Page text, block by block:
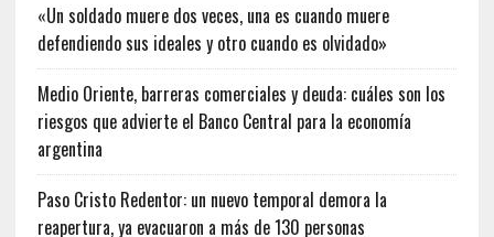
«Un soldado muere dos veces, una es cuando muere
defendiendo sus ideales y otro cuando es olvidado»
Medio Oriente, barreras comerciales y deuda: cuáles son los
riesgos que advierte el Banco Central para la economía
argentina
Paso Cristo Redentor: un nuevo temporal demora la
reapertura, ya evacuaron a más de 130 personas